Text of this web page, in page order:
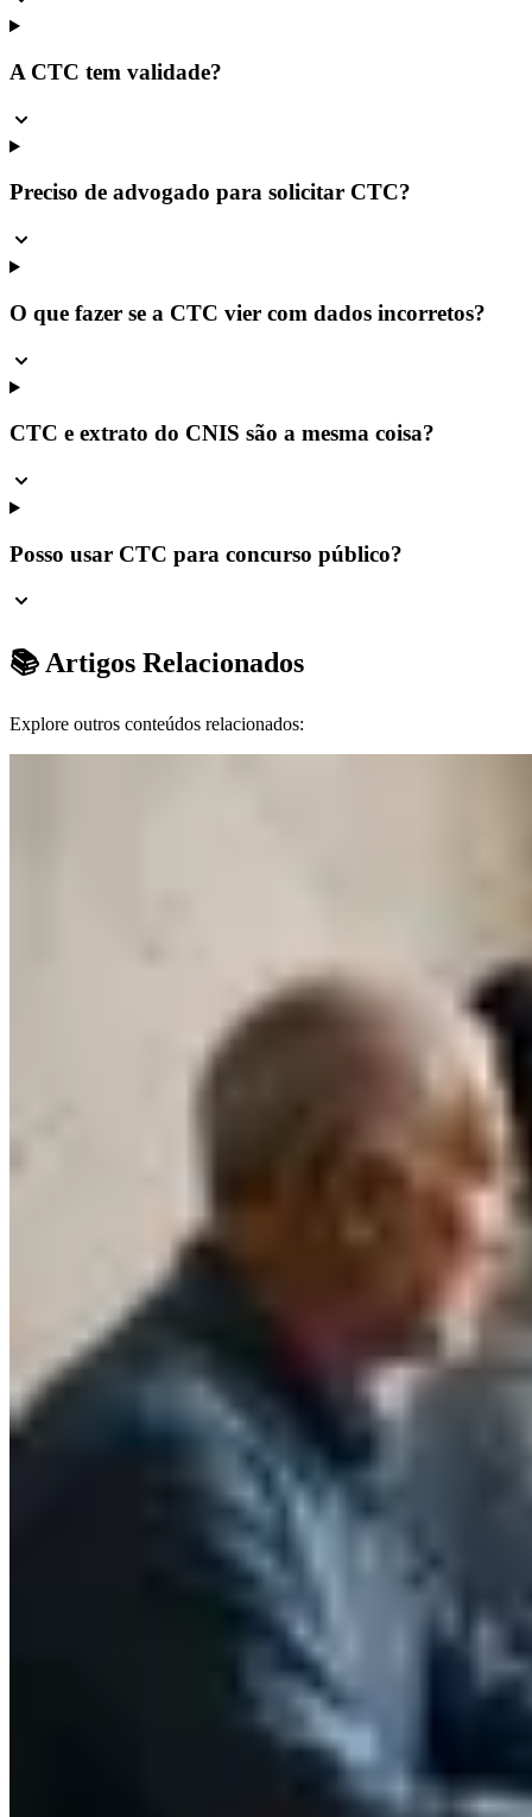
A CTC tem validade?
Preciso de advogado para solicitar CTC?
O que fazer se a CTC vier com dados incorretos?
CTC e extrato do CNIS são a mesma coisa?
Posso usar CTC para concurso público?
📚 Artigos Relacionados
Explore outros conteúdos relacionados: